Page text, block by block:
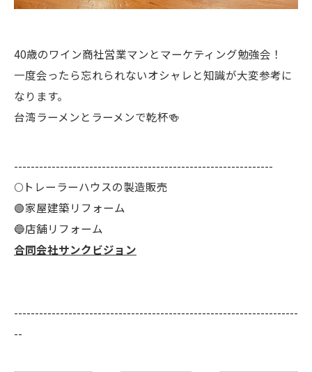
40歳のワイン商社営業マンとマーケティング勉強会！
一度会ったら忘れられないオシャレと知識が大変参考に
なります。
台湾ラーメンとラーメンで乾杯🍻
--------------------------------------------------------------
🌕️トレーラーハウスの製造販売
🟢家屋建築リフォーム
🔵店舗リフォーム
合同会社サンクビジョン
--------------------------------------------------------------------
--